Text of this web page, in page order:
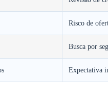
Risco de
Busca por
Expectativa